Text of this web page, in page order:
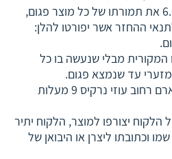
אקופארם יחליף ו/או יחזיר 6.6 את תמורתו של כל מוצר פגום,
ההחזר אשר יפורטו להלן:
המקורית מבלי שנעשה בו כל
עד שנמצא פגום.
המוצר יישלח בדואר לאקופארם רחוב עוזי נרקיס 9 מעלות
של הלקוח יצורפו למוצר, הלקוח יתיר
וכתובתו ליצרן או היבואן של